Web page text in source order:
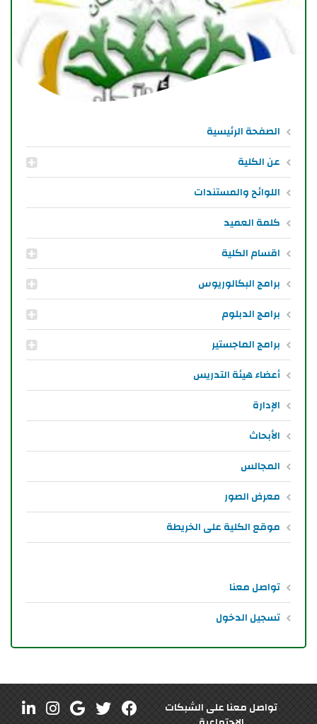
الصفحة الرئيسية
عن الكلية
اللوائح والمستندات
كلمة العميد
اقسام الكلية
برامج البكالوريوس
برامج الدبلوم
برامج الماجستير
أعضاء هيئة التدريس
الإدارة
الأبحاث
المجالس
معرض الصور
موقع الكلية على الخريطة
تواصل معنا
تسجيل الدخول
تواصل معنا على الشبكات